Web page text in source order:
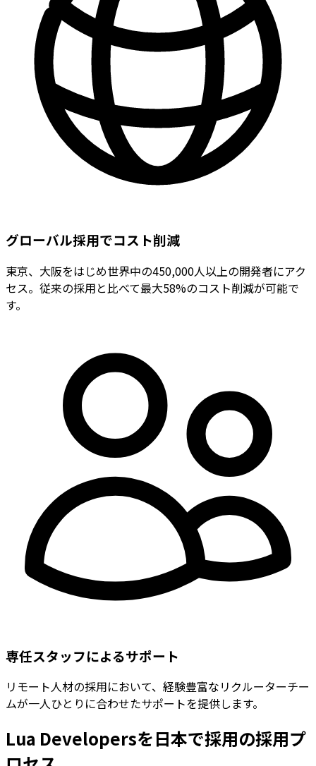
グローバル採用でコスト削減
東京、大阪をはじめ世界中の450,000人以上の開発者にアク
セス。従来の採用と比べて最大58%のコスト削減が可能で
す。
専任スタッフによるサポート
リモート人材の採用において、経験豊富なリクルーターチー
ムが一人ひとりに合わせたサポートを提供します。
Lua Developersを日本で採用の採用プ